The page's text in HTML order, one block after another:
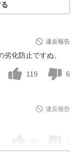
違反報告
化防止ですぬ。
119 6
違反報告
46